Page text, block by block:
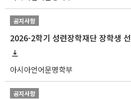
공지사항
2026-2학기 성련장학재단 장학생
아시아언어문명학부
공지사항